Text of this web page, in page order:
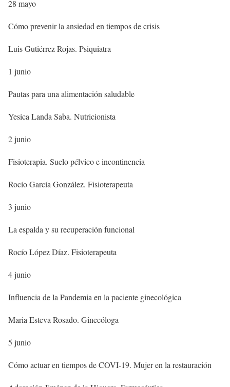
28 mayo
Cómo prevenir la ansiedad en tiempos de crisis
Luis Gutiérrez Rojas. Psiquiatra
1 junio
Pautas para una alimentación saludable
Yesica Landa Saba. Nutricionista
2 junio
Fisioterapia. Suelo pélvico e incontinencia
Rocío García González. Fisioterapeuta
3 junio
La espalda y su recuperación funcional
Rocío López Díaz. Fisioterapeuta
4 junio
Influencia de la Pandemia en la paciente ginecológica
Maria Esteva Rosado. Ginecóloga
5 junio
Cómo actuar en tiempos de COVI-19. Mujer en la restauración